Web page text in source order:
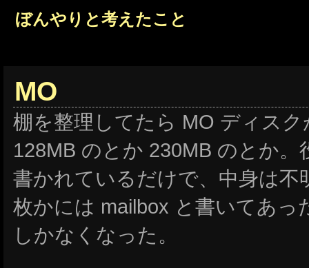
ぼんやりと考えたこと
MO
棚を整理してたら MO ディス
128MB のとか 230MB のとか
書かれているだけで、中身は不
枚かには mailbox と書いてあっ
しかなくなった。